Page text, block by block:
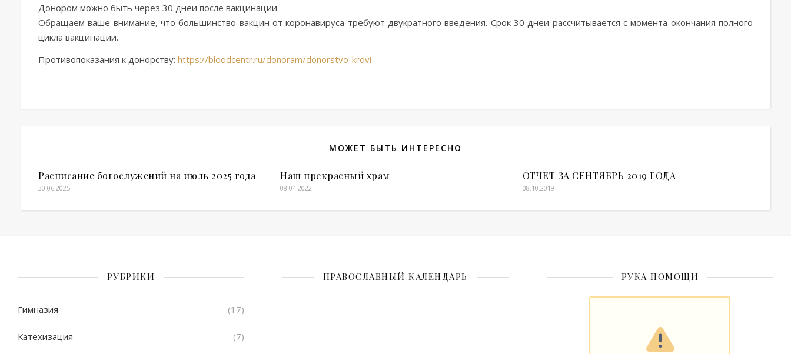
Донором можно быть через 30 днеи‌ после вакцинации.
Обращаем ваше внимание, что большинство вакцин от коронавируса требуют двукратного введения. Срок 30 днеи‌ рассчитывается с момента окончания полного
цикла вакцинации.
Противопоказания к донорству: https://bloodcentr.ru/donoram/donorstvo-krovi
МОЖЕТ БЫТЬ ИНТЕРЕСНО
Расписание богослужений на июль 2025 года
30.06.2025
Наш прекрасный храм
08.04.2022
ОТЧЕТ ЗА СЕНТЯБРЬ 2019 ГОДА
08.10.2019
РУБРИКИ
Гимназия (17)
Катехизация (7)
ПРАВОСЛАВНЫЙ КАЛЕНДАРЬ РУКА ПОМОЩИ